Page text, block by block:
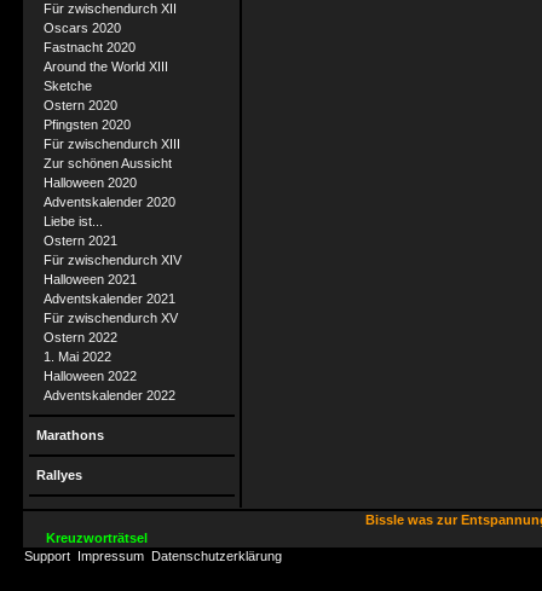
Für zwischendurch XII
Oscars 2020
Fastnacht 2020
Around the World XIII
Sketche
Ostern 2020
Pfingsten 2020
Für zwischendurch XIII
Zur schönen Aussicht
Halloween 2020
Adventskalender 2020
Liebe ist...
Ostern 2021
Für zwischendurch XIV
Halloween 2021
Adventskalender 2021
Für zwischendurch XV
Ostern 2022
1. Mai 2022
Halloween 2022
Adventskalender 2022
Marathons
Rallyes
Bissle was zur
Kreuzworträtsel
Support Impressum Datenschutzerklärung